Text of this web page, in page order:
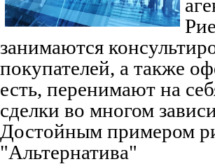
занимаются
покупателей, а также
есть, перенимают на
сделки во многом
Достойным примером
"Альтернатива"